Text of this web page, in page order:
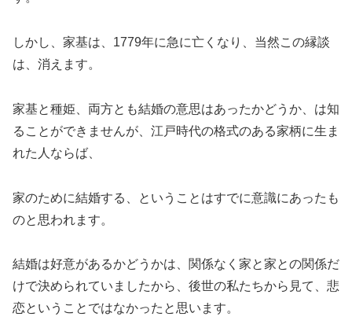
しかし、家基は、1779年に急に亡くなり、当然この縁談
は、消えます。
家基と種姫、両方とも結婚の意思はあったかどうか、は知
ることができませんが、江戸時代の格式のある家柄に生ま
れた人ならば、
家のために結婚する、ということはすでに意識にあったも
のと思われます。
結婚は好意があるかどうかは、関係なく家と家との関係だ
けで決められていましたから、後世の私たちから見て、悲
恋ということではなかったと思います。